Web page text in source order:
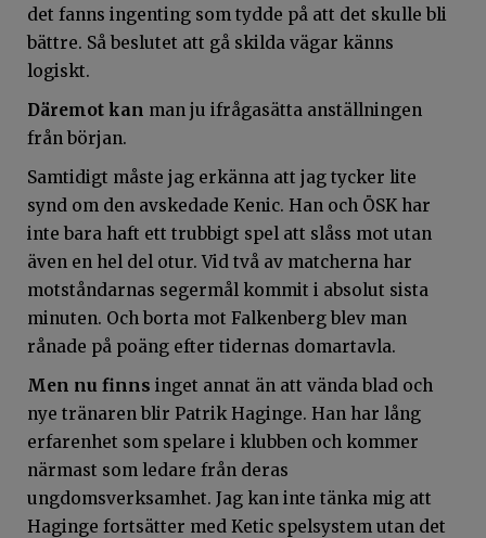
det fanns ingenting som tydde på att det skulle bli
bättre. Så beslutet att gå skilda vägar känns
logiskt.
Däremot kan man ju ifrågasätta anställningen
från början.
Samtidigt måste jag erkänna att jag tycker lite
synd om den avskedade Kenic. Han och ÖSK har
inte bara haft ett trubbigt spel att slåss mot utan
även en hel del otur. Vid två av matcherna har
motståndarnas segermål kommit i absolut sista
minuten. Och borta mot Falkenberg blev man
rånade på poäng efter tidernas domartavla.
Men nu finns inget annat än att vända blad och
nye tränaren blir Patrik Haginge. Han har lång
erfarenhet som spelare i klubben och kommer
närmast som ledare från deras
ungdomsverksamhet. Jag kan inte tänka mig att
Haginge fortsätter med Ketic spelsystem utan det